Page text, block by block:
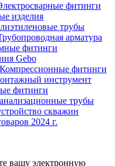
фитинги
изделия
трубы
арматура
фитинги
Gebo
Компрессионные фитинги
инструмент
фитинги
трубы
скважин
2024 г.
вашу электронную